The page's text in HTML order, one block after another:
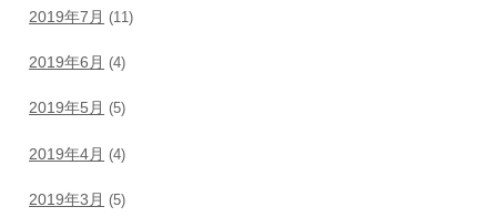
2019年7月 (11)
2019年6月 (4)
2019年5月 (5)
2019年4月 (4)
2019年3月 (5)